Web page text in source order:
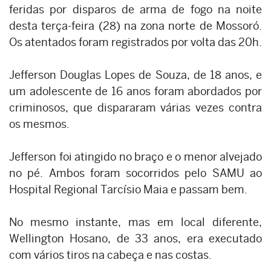
feridas por disparos de arma de fogo na noite
desta terça-feira (28) na zona norte de Mossoró.
Os atentados foram registrados por volta das 20h.
Jefferson Douglas Lopes de Souza, de 18 anos, e
um adolescente de 16 anos foram abordados por
criminosos, que dispararam várias vezes contra
os mesmos.
Jefferson foi atingido no braço e o menor alvejado
no pé. Ambos foram socorridos pelo SAMU ao
Hospital Regional Tarcísio Maia e passam bem.
No mesmo instante, mas em local diferente,
Wellington Hosano, de 33 anos, era executado
com vários tiros na cabeça e nas costas.